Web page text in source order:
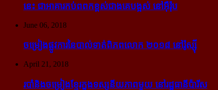
នេះ ជា​អាគារ​កប់​ពពក​ខ្ពស់​ជាង​គេ​បង្អស់ នៅ​អ៊ឺរ៉ុប
June 06, 2018
ចម្រៀង​ផ្លូវការ​នៃ​បាល់ទាត់​ពិភពលោក ២០១៨ នៅ​រ៉ូស្ស៊ី
April 21, 2018
របាំ​និង​ចម្រៀង​ខ្មែរ​ក្នុង​ទស្សនីយភាព​មួយ នៅ​រដ្ឋធានី​ប៉ារីស​